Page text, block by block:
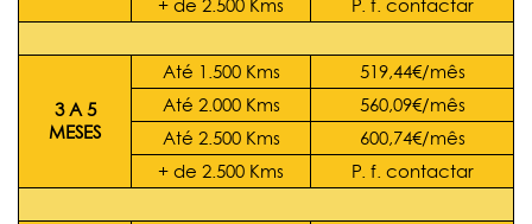
+ de 2.500 Kms P. f. contactar
3 A 5
MESES
Até 1.500 Kms
519,44€/mês
Até 2.000 Kms
560,09€/mês
Até 2.500 Kms
600,74€/mês
+ de 2.500 Kms
P. f. contactar